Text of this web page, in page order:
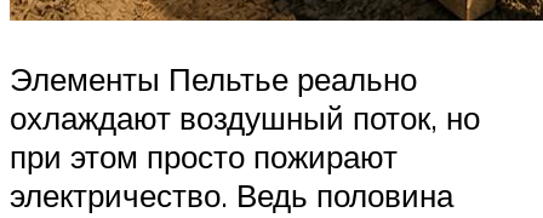
Элементы Пельтье реально
охлаждают воздушный поток, но
при этом просто пожирают
электричество. Ведь половина